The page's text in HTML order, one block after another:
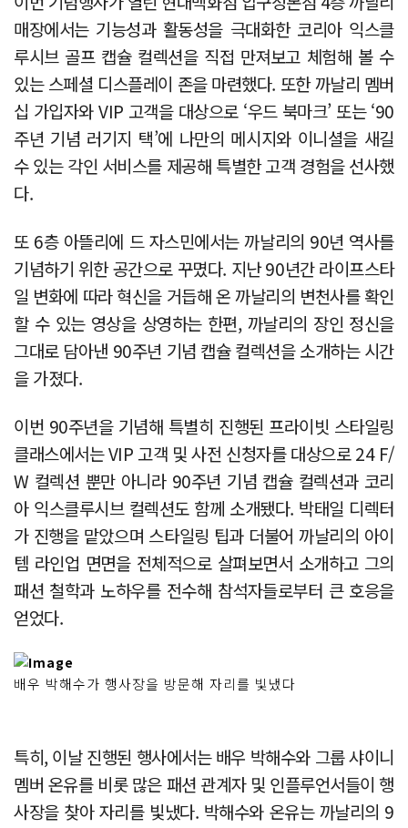
매장에서는 기능성과 활동성을 극대화한 코리아 익스클
루시브 골프 캡슐 컬렉션을 직접 만져보고 체험해 볼 수
있는 스페셜 디스플레이 존을 마련했다. 또한 까날리 멤버
십 가입자와 VIP 고객을 대상으로 ‘우드 북마크’ 또는 ‘90
주년 기념 러기지 택’에 나만의 메시지와 이니셜을 새길
수 있는 각인 서비스를 제공해 특별한 고객 경험을 선사했
다.
또 6층 아뜰리에 드 자스민에서는 까날리의 90년 역사를
기념하기 위한 공간으로 꾸몄다. 지난 90년간 라이프스타
일 변화에 따라 혁신을 거듭해 온 까날리의 변천사를 확인
할 수 있는 영상을 상영하는 한편, 까날리의 장인 정신을
그대로 담아낸 90주년 기념 캡슐 컬렉션을 소개하는 시간
을 가졌다.
이번 90주년을 기념해 특별히 진행된 프라이빗 스타일링
클래스에서는 VIP 고객 및 사전 신청자를 대상으로 24 F/
W 컬렉션 뿐만 아니라 90주년 기념 캡슐 컬렉션과 코리
아 익스클루시브 컬렉션도 함께 소개됐다. 박태일 디렉터
가 진행을 맡았으며 스타일링 팁과 더불어 까날리의 아이
템 라인업 면면을 전체적으로 살펴보면서 소개하고 그의
패션 철학과 노하우를 전수해 참석자들로부터 큰 호응을
얻었다.
배우 박해수가 행사장을 방문해 자리를 빛냈다
특히, 이날 진행된 행사에서는 배우 박해수와 그룹 샤이니
멤버 온유를 비롯 많은 패션 관계자 및 인플루언서들이 행
사장을 찾아 자리를 빛냈다. 박해수와 온유는 까날리의 9